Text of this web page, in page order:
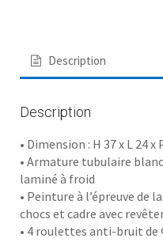
Description
Description
• Dimension : H 37 x L 24 x
• Armature tubulaire
laminé à froid
• Peinture à l’épreuve de
chocs et cadre avec
• 4 roulettes anti-bruit